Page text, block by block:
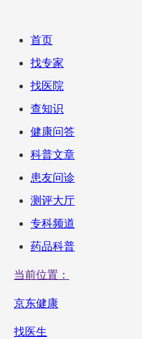
首页
找专家
找医院
查知识
健康问答
科普文章
患友问诊
测评大厅
专科频道
药品科普
当前位置：
京东健康
找医生